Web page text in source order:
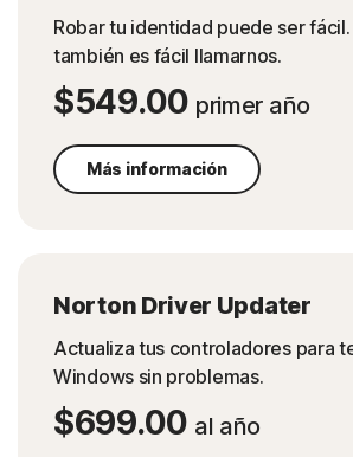
Robar tu identidad puede ser
también es fácil llamarnos.
$549.00 primer año
Más información
Norton Driver Updater
Actualiza tus controladores para
Windows sin problemas.
$699.00 al año